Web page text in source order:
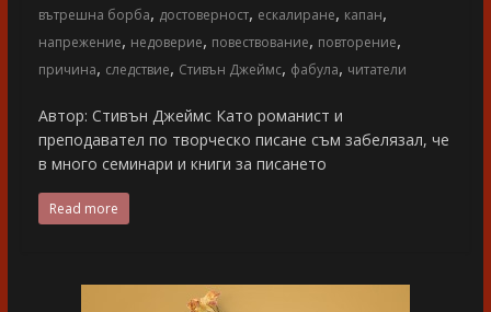
вътрешна борба, достоверност, ескалиране, капан,
напрежение, недоверие, повествование, повторение,
причина, следствие, Стивън Джеймс, фабула, читатели
Автор: Стивън Джеймс Като романист и
преподавател по творческо писане съм забелязал, че
в много семинари и книги за писането
Read more